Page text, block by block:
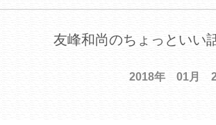
友峰和尚のちょっといい
2018年 01月